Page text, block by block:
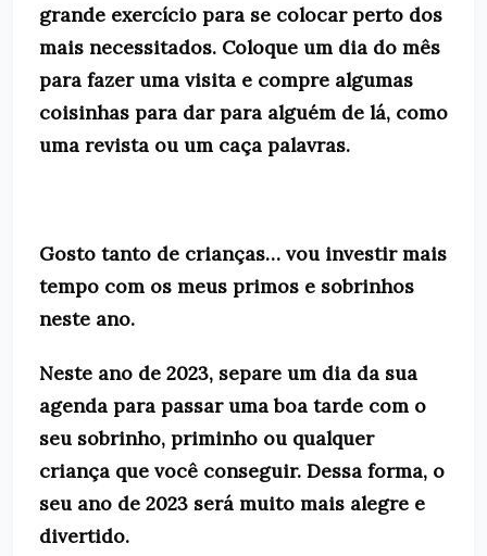
grande exercício para se colocar perto dos
mais necessitados. Coloque um dia do mês
para fazer uma visita e compre algumas
coisinhas para dar para alguém de lá, como
uma revista ou um caça palavras.
Gosto tanto de crianças… vou investir mais
tempo com os meus primos e sobrinhos
neste ano.
Neste ano de 2023, separe um dia da sua
agenda para passar uma boa tarde com o
seu sobrinho, priminho ou qualquer
criança que você conseguir. Dessa forma, o
seu ano de 2023 será muito mais alegre e
divertido.